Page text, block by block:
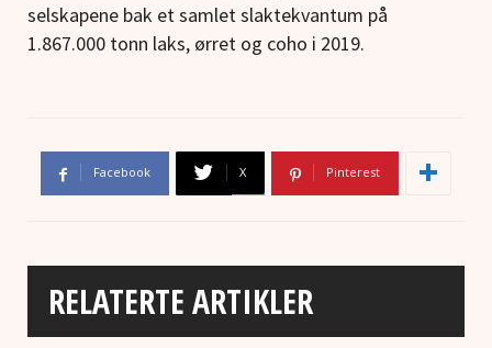
selskapene bak et samlet slaktekvantum på
1.867.000 tonn laks, ørret og coho i 2019.
Facebook X Pinterest
RELATERTE ARTIKLER